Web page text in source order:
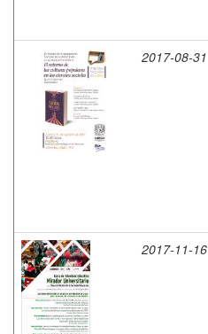
2017-08-31
2017-11-16